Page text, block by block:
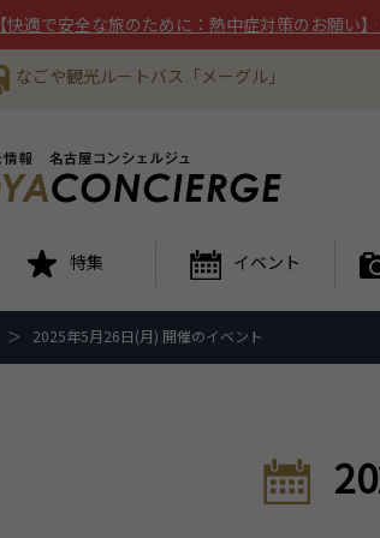
【快適で安全な旅のために：熱中症対策のお願い
なごや観光ルートバス「メーグル」
特集 イベント
2025年5月26日(月) 開催のイベント